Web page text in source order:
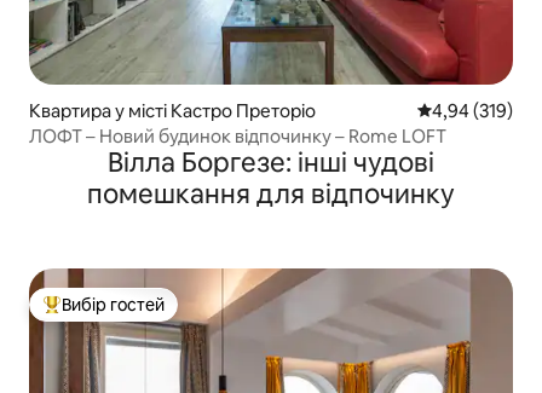
Квартира у місті Кастро Преторіо Середня
4,94 (319)
ЛОФТ – Новий будинок відпочинку – Rome LOFT
Вілла Боргезе: інші чудові
помешкання для відпочинку
Топ вибір гостей
Вибір гостей